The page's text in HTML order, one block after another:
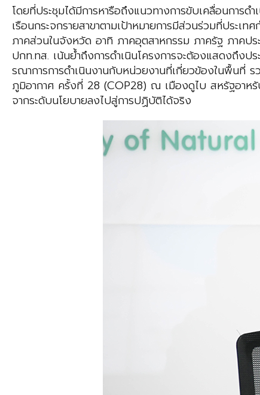
โดยที่ประชุมได้มีการหารือถึงแนวทางการขับเคลื่อนการ
เรือนกระจกรายสาขาตามเป้าหมายการมีส่วนร่วมที่ประ
ภาคส่วนในจังหวัด อาทิ ภาคอุตสาหกรรม ภาครัฐ ภาคป
ปกท.ทส. เน้นย้ำถึงการดำเนินโครงการจะต้องแสดงถึงป
รณาการการดำเนินงานกับหน่วยงานที่เกี่ยวข้องในพื้นที่
ภูมิอากาศ ครั้งที่ 28 (COP28) ณ เมืองดูไบ สหรัฐอาหรั
จากระดับนโยบายลงไปสู่การปฏิบัติได้จริง